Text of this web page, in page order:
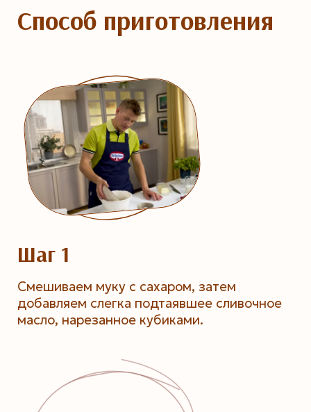
Способ приготовления
Шаг 1
Смешиваем муку с сахаром, затем
добавляем слегка подтаявшее сливочное
масло, нарезанное кубиками.